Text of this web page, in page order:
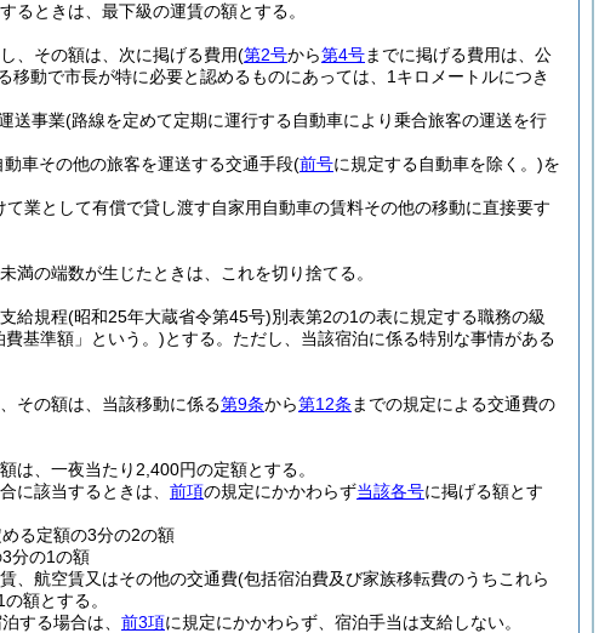
るときは、最下級の運賃の額とする。
、その額は、次に掲げる費用(第2号から第4号までに掲げる費用は、公
移動で市長が特に必要と認めるものにあっては、1キロメートルにつき
送事業(路線を定めて定期に運行する自動車により乗合旅客の運送を行
車その他の旅客を運送する交通手段(前号に規定する自動車を除く。)を
業として有償で貸し渡す自家用自動車の賃料その他の移動に直接要す
の端数が生じたときは、これを切り捨てる。
給規程(昭和25年大蔵省令第45号)別表第2の1の表に規定する職務の級
費基準額」という。)とする。 ただし、当該宿泊に係る特別な事情がある
その額は、当該移動に係る第9条から第12条 までの規定による交通費の
は、一夜当たり2,400円の定額とする。
に該当するときは、 前項の規定にかかわらず当該各号に掲げる額とす
める定額の3分の2の額
分の1の額
、航空賃又はその他の交通費(包括宿泊費及び家族移転費のうちこれら
額とする。
する場合は、 前3項に規定にかかわらず、宿泊手当は支給しない。